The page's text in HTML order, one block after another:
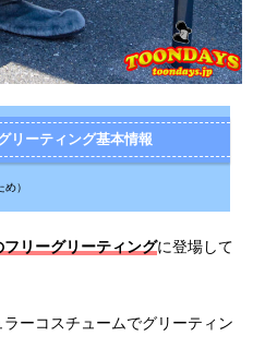
リーティング基本情報
）
リーグリーティングに登場して
ーコスチュームでグリーティン